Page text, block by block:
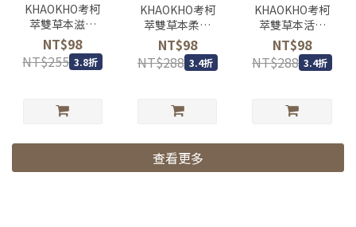
KHAOKHO考柯
萃雙草本滋養
PLUS洗髮精(椰
子&酪梨)220ml
(2027.05.23到
NT$98
NT$255 3.8折
KHAOKHO考柯
萃雙草本柔順
PLUS洗髮精(蘆
薈&茶樹)
320ml(2027.06.15
NT$98
NT$288 3.4折
KHAOKHO考柯
萃雙草本活髮
PLUS洗髮精(香
檸&積雪
草
NT$98
NT$288 3.4折
查看更多